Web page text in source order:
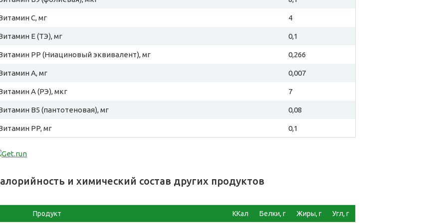
C, мг 4
E (ТЭ), мг 0,1
PP (Ниациновый эквивалент), мг 0,266
A, мг 0,007
A (РЭ), мкг 7
B5 (пантотеновая), мг 0,08
PP, мг 0,1
и химический состав других продуктов
Продукт ККал Белки, г Жиры, г Угл, г